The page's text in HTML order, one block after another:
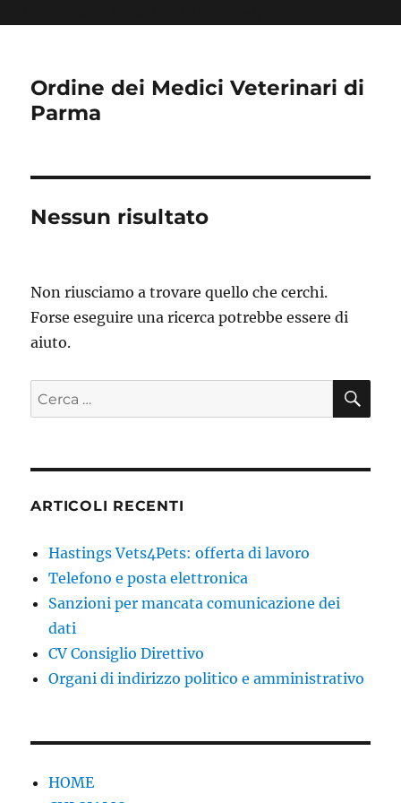
Ordine dei Medici Veterinari di
Parma
Nessun risultato
Non riusciamo a trovare quello che cerchi.
Forse eseguire una ricerca potrebbe essere di
aiuto.
Cerca:
ARTICOLI RECENTI
Hastings Vets4Pets: offerta di lavoro
Telefono e posta elettronica
Sanzioni per mancata comunicazione dei
dati
CV Consiglio Direttivo
Organi di indirizzo politico e amministrativo
HOME